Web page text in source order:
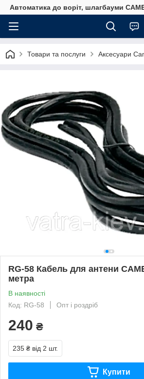
Автоматика до воріт, шлагбауми
Товари та послуги Аксесуари
RG-58 Кабель для антени
метра
В наявності
Код: RG-58
Опт і роздріб
240 ₴
235 ₴ від 2 шт.
Купити